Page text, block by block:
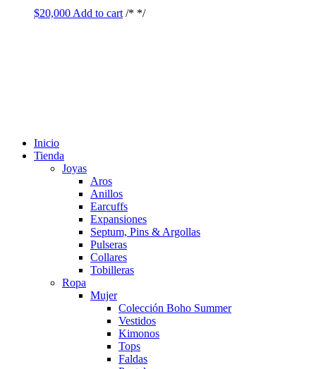
$20,000 Add to cart /* */
Inicio
Tienda
Joyas
Aros
Anillos
Earcuffs
Expansiones
Septum, Pins & Argollas
Pulseras
Collares
Tobilleras
Ropa
Mujer
Colección Boho Summer
Vestidos
Kimonos
Tops
Faldas